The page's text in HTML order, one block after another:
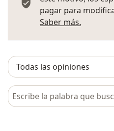
pagar para
Saber más.
Busca en opiniones